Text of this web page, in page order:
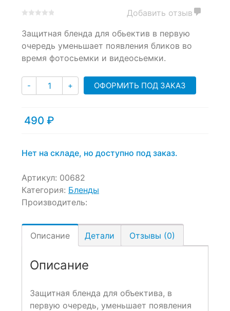
out
based
on
Добавить отзыв
Защитная бленда для обьектив в первую
очередь уменьшает появления бликов во
время фотосьемки и видеосьемки.
- Количество
+ ОФОРМИТЬ ПОД ЗАКАЗ
490 ₽
Нет на складе, но доступно под заказ.
Артикул: 00682
Категория: Бленды
Производитель:
Описание Детали Отзывы (0)
Описание
Защитная бленда для объектива, в
первую очередь, уменьшает появления